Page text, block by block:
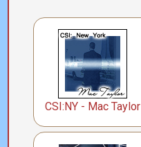
CSI:NY - Mac Taylor